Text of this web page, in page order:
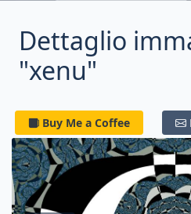
Dettaglio
"xenu"
Buy Me a Coffee